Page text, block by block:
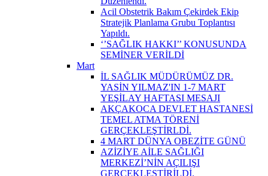
Acil Obstetrik Bakım Çekirdek Ekip
Stratejik Planlama Grubu Toplantısı
Yapıldı.
‘’SAĞLIK HAKKI’’ KONUSUNDA
SEMİNER VERİLDİ
Mart
İL SAĞLIK MÜDÜRÜMÜZ DR.
YASİN YILMAZ'IN 1-7 MART
YEŞİLAY HAFTASI MESAJI
AKÇAKOCA DEVLET HASTANESİ
TEMEL ATMA TÖRENİ
GERÇEKLEŞTİRLDİ.
4 MART DÜNYA OBEZİTE GÜNÜ
AZİZİYE AİLE SAĞLIĞI
MERKEZİ’NİN AÇILIŞI
GERÇEKLEŞTİRİLDİ.